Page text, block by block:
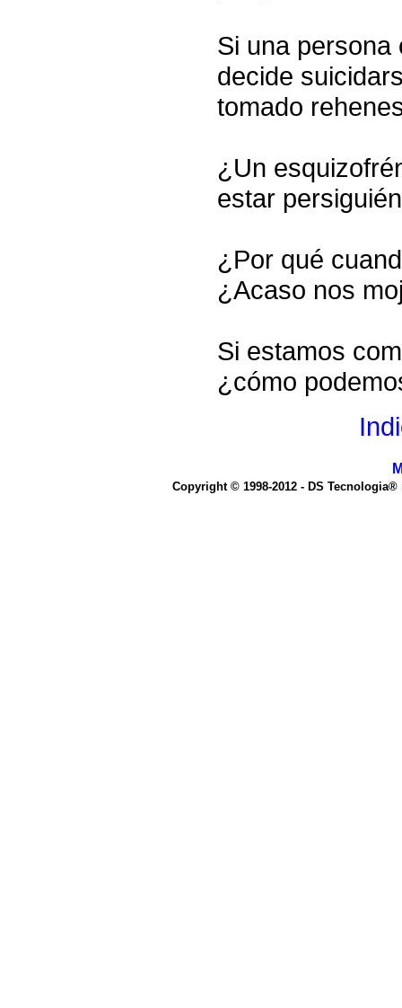
Si una persona
decide
tomado
¿Un
estar
¿Por qué
¿Acaso nos
Si estamos
¿cómo
Copyright © 1998-2012 - DS Tecnologia®